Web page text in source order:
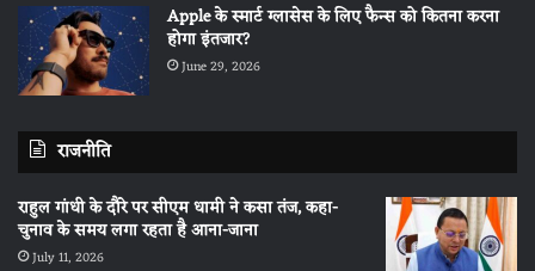
Apple के स्मार्ट ग्लासेस के लिए फैन्स को कितना करना
होगा इंतजार?
June 29, 2026
राजनीति
राहुल गांधी के दौरे पर सीएम धामी ने कसा तंज, कहा-
चुनाव के समय लगा रहता है आना-जाना
July 11, 2026